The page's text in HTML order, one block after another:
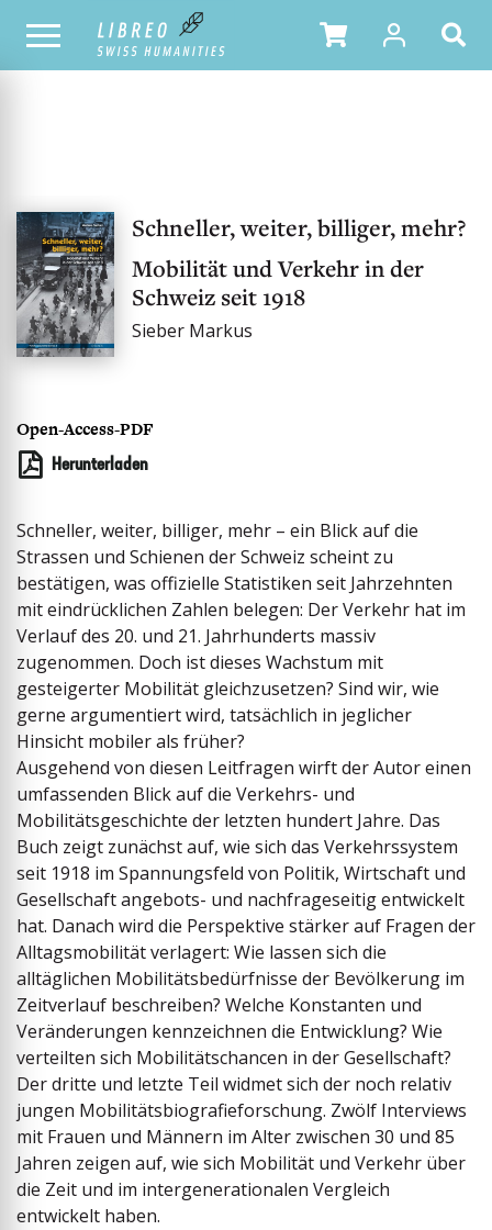
UNSER KATALOG
Schneller, weiter, billiger, mehr?
Mobilität und Verkehr in der
Schweiz seit 1918
Sieber Markus
Open-Access-PDF
Herunterladen
Schneller, weiter, billiger, mehr – ein Blick auf die
Strassen und Schienen der Schweiz scheint zu
bestätigen, was offizielle Statistiken seit Jahrzehnten
mit eindrücklichen Zahlen belegen: Der Verkehr hat im
Verlauf des 20. und 21. Jahrhunderts massiv
zugenommen. Doch ist dieses Wachstum mit
gesteigerter Mobilität gleichzusetzen? Sind wir, wie
gerne argumentiert wird, tatsächlich in jeglicher
Hinsicht mobiler als früher?
Ausgehend von diesen Leitfragen wirft der Autor einen
umfassenden Blick auf die Verkehrs- und
Mobilitätsgeschichte der letzten hundert Jahre. Das
Buch zeigt zunächst auf, wie sich das Verkehrssystem
seit 1918 im Spannungsfeld von Politik, Wirtschaft und
Gesellschaft angebots- und nachfrageseitig entwickelt
hat. Danach wird die Perspektive stärker auf Fragen der
Alltagsmobilität verlagert: Wie lassen sich die
alltäglichen Mobilitätsbedürfnisse der Bevölkerung im
Zeitverlauf beschreiben? Welche Konstanten und
Veränderungen kennzeichnen die Entwicklung? Wie
verteilten sich Mobilitätschancen in der Gesellschaft?
Der dritte und letzte Teil widmet sich der noch relativ
jungen Mobilitätsbiografieforschung. Zwölf Interviews
mit Frauen und Männern im Alter zwischen 30 und 85
Jahren zeigen auf, wie sich Mobilität und Verkehr über
die Zeit und im intergenerationalen Vergleich
entwickelt haben.